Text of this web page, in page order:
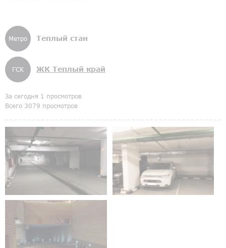
Метро Теплый стан
ГСК ЖК Теплый край
За сегодня 1 просмотров
Всего 3079 просмотров